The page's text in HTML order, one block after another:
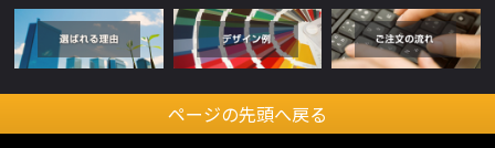
ページの先頭へ戻る